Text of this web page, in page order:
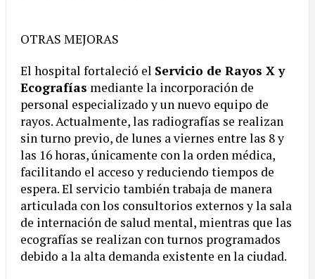
OTRAS MEJORAS
El hospital fortaleció el Servicio de Rayos X y
Ecografías mediante la incorporación de
personal especializado y un nuevo equipo de
rayos. Actualmente, las radiografías se realizan
sin turno previo, de lunes a viernes entre las 8 y
las 16 horas, únicamente con la orden médica,
facilitando el acceso y reduciendo tiempos de
espera. El servicio también trabaja de manera
articulada con los consultorios externos y la sala
de internación de salud mental, mientras que las
ecografías se realizan con turnos programados
debido a la alta demanda existente en la ciudad.